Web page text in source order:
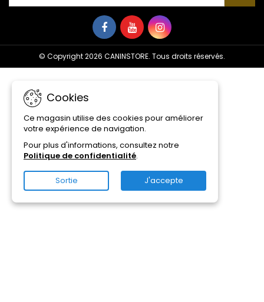
Cookies
Ce magasin utilise des cookies pour améliorer
votre expérience de navigation.
Pour plus d'informations, consultez notre
Politique de confidentialité.
Sortie J'accepte
© Copyright 2026 CANINSTORE. Tous droits réservés.